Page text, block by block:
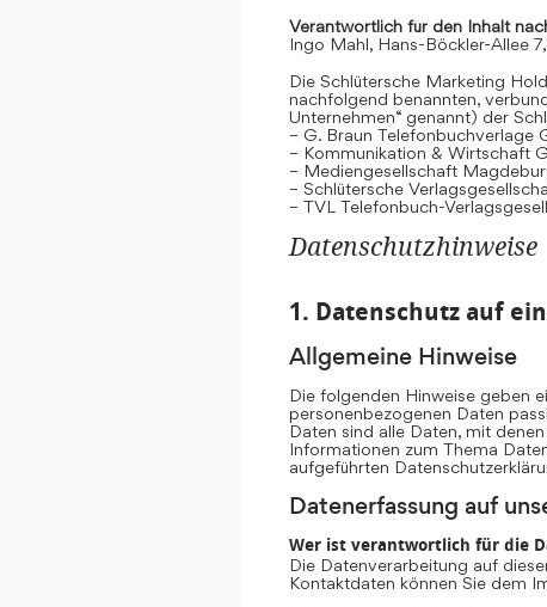
Verantwortlich für den Inhalt
Ingo Mahl, Hans-Böckler-Allee
Die Schlütersche Marketing
nachfolgend benannten,
Unternehmen“ genannt) der
– G. Braun Telefonbuchverlage
– Kommunikation & Wirtschaft
– Mediengesellschaft
– Schlütersche
– TVL Telefonbuch-
Datenschutzhinweise
1. Datenschutz auf
Allgemeine Hinweise
Die folgenden Hinweise geben
personenbezogenen Daten
Daten sind alle Daten, mit
Informationen zum Thema
aufgeführten
Datenerfassung auf
Wer ist verantwortlich für die
Die Datenverarbeitung auf
Kontaktdaten können Sie dem